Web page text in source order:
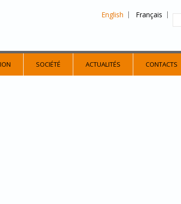
English Français
SOCIÉTÉ ACTUALITÉS CONTACTS